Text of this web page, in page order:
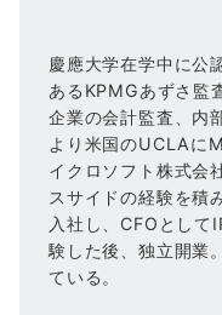
慶應大学在学中に公
あるKPMGあずさ監
企業の会計監査、内
より米国のUCLAに
イクロソフト株式会
スサイドの経験を積
入社し、CFOとして
験した後、独立開業
ている。